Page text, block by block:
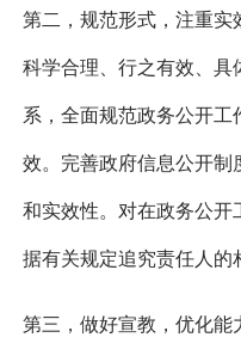
第二，规范形式，注重实
科学合理、行之有效、具
系，全面规范政务公开
效。完善政府信息公开制
和实效性。对在政务公开
据有关规定追究责任人的
第三，做好宣教，优化能